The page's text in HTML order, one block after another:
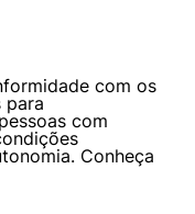
com os
para
com
Conheça